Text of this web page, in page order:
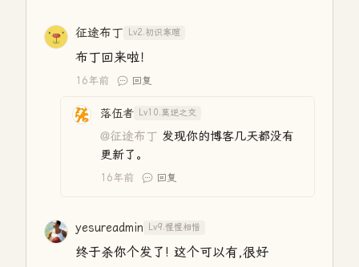
征途布丁 Lv2.初识寒暄
布丁回来啦！
16年前 回复
落伍者 Lv10.莫逆之交
@征途布丁 发现你的博客几天都没有
更新了。
16年前 回复
yesureadmin Lv9.惺惺相惜
终于杀你个发了! 这个可以有,很好